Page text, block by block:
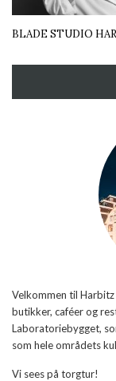
BLADE STUDIO
Velkommen til
butikker, caféer og
Laboratoriebygget,
som hele områdets
Vi sees på torgtur!